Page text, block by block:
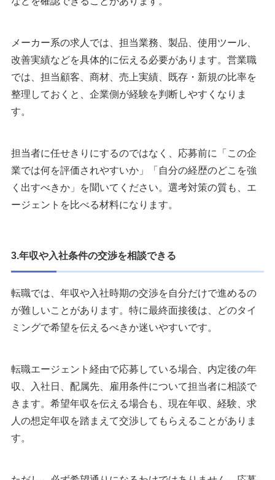
メーカー系の求人では、担当業務、製品、使用ツール、
改善実績などを具体的に伝える必要があります。営業職
では、担当顧客、商材、売上実績、既存・新規の比率を
整理しておくと、企業側が経験を判断しやすくなりま
す。
担当者に任せきりにするのではなく、応募前に「この企
業では何を評価されやすいか」「自分の経歴のどこを強
く出すべきか」を聞いてください。選考対策の質も、エ
ージェントを比べる材料になります。
3.年収や入社条件の交渉を相談できる
転職では、年収や入社時期の交渉を自分だけで進めるの
が難しいことがあります。特に最終面接後は、どのタイ
ミングで希望を伝えるべきか迷いやすいです。
転職エージェント経由で応募している場合、内定後の年
収、入社日、配属先、雇用条件について担当者に相談で
きます。希望年収を伝える場合も、現在年収、経験、求
人の想定年収を踏まえて交渉してもらえることがありま
す。